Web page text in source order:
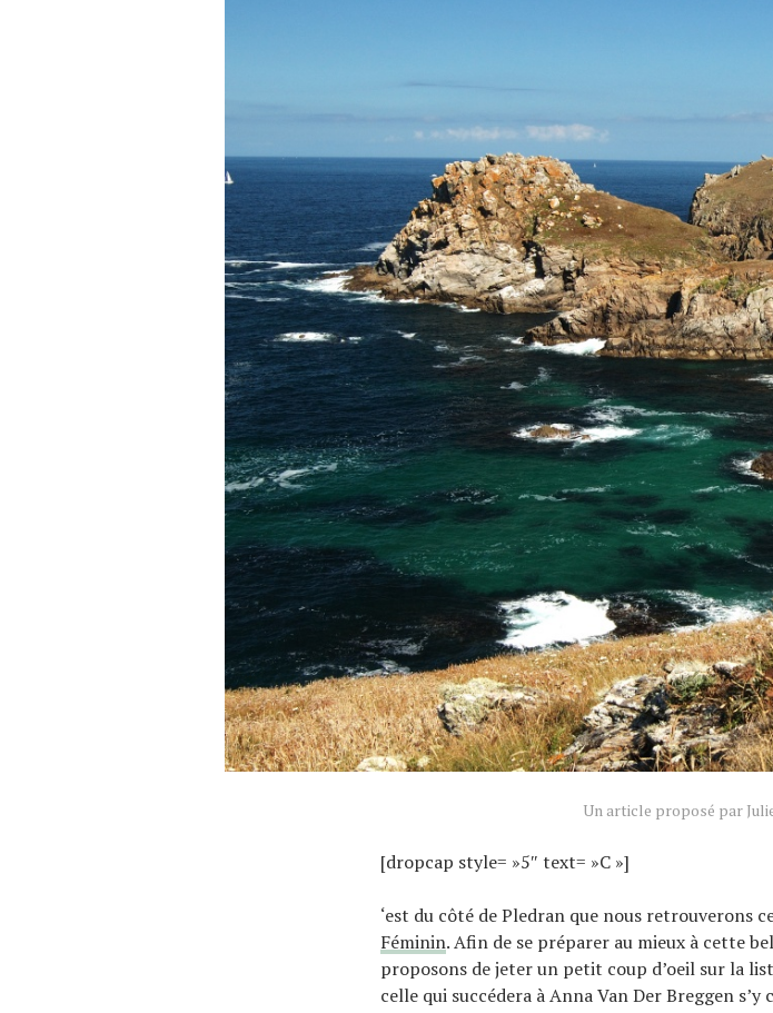
Un article proposé par
[dropcap style= »5″ text= »C »]
‘est du côté de Pledran que nous retrouverons
Féminin. Afin de se préparer au mieux à cette
proposons de jeter un petit coup d’oeil sur la
celle qui succédera à Anna Van Der Breggen s’y